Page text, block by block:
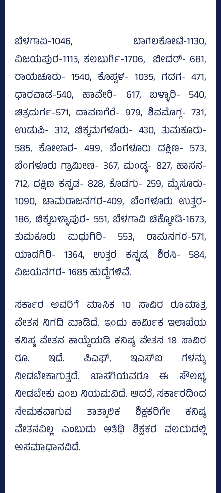
ಬೆಳಗಾವಿ-1046, ಬಾಗಲಕೋಟೆ-1130,
ವಿಜಯಪುರ-1115, ಕಲಬುರ್ಗಿ-1706, ಬೀದರ್‌- 681,
ರಾಯಚೂರು- 1540, ಕೊಪ್ಪಳ- 1035, ಗದಗ- 471,
ಧಾರವಾಡ-540, ಹಾವೇರಿ- 617, ಬಳ್ಳಾರಿ- 540,
ಚಿತ್ರದುರ್ಗ-571, ದಾವಣಗೆರೆ- 979, ಶಿವಮೊಗ್ಗ- 731,
ಉಡುಪಿ- 312, ಚಿಕ್ಕಮಗಳೂರು- 430, ತುಮಕೂರು-
585, ಕೋಲಾರ- 499, ಬೆಂಗಳೂರು ದಕ್ಷಿಣ- 573,
ಬೆಂಗಳೂರು ಗ್ರಾಮೀಣ- 367, ಮಂಡ್ಯ- 827, ಹಾಸನ-
712, ದಕ್ಷಿಣ ಕನ್ನಡ- 828, ಕೊಡಗು- 259, ಮೈಸೂರು-
1090, ಚಾಮರಾಜನಗರ-409, ಬೆಂಗಳೂರು ಉತ್ತರ-
186, ಚಿಕ್ಕಬಳ್ಳಾಪುರ- 551, ಬೆಳಗಾವಿ ಚಿಕ್ಕೋಡಿ-1673,
ತುಮಕೂರು ಮಧುಗಿರಿ- 553, ರಾಮನಗರ-571,
ಯಾದಗಿರಿ- 1364, ಉತ್ತರ ಕನ್ನಡ, ಶಿರಸಿ- 584,
ವಿಜಯನಗರ- 1685 ಹುದ್ದೆಗಳಿವೆ.
ಸರ್ಕಾರ ಅವರಿಗೆ ಮಾಸಿಕ 10 ಸಾವಿರ ರೂ.ಮಾತ್ರ
ವೇತನ ನಿಗದಿ ಮಾಡಿದೆ. ಇಂದು ಕಾರ್ಮಿಕ ಇಲಾಖೆಯ
ಕನಿಷ್ಠ ವೇತನ ಕಾಯ್ದೆಯಡಿ ಕನಿಷ್ಠ ವೇತನ 18 ಸಾವಿರ
ರೂ. ಇದೆ. ಪಿಎಫ್‌, ಇಎಸ್‌ಐ ಗಳನ್ನು
ನೀಡಬೇಕಾಗುತ್ತದೆ. ಖಾಸಗಿಯವರೂ ಈ ಸೌಲಭ್ಯ
ನೀಡಬೇಕು ಎಂಬ ನಿಯಮವಿದೆ. ಆದರೆ, ಸರ್ಕಾರದಿಂದ
ನೇಮಕವಾಗುವ ತಾತ್ಕಾಲಿಕ ಶಿಕ್ಷಕರಿಗೇ ಕನಿಷ್ಠ
ವೇತನವಿಲ್ಲ ಎಂಬುದು ಅತಿಥಿ ಶಿಕ್ಷಕರ ವಲಯದಲ್ಲಿ
ಅಸಮಾಧಾನವಿದೆ.